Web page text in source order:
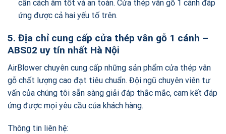
cần cách âm tốt và an toàn. Cửa thép vân gỗ 1 cánh đáp
ứng được cả hai yếu tố trên.
5. Địa chỉ cung cấp cửa thép vân gỗ 1 cánh –
ABS02 uy tín nhất Hà Nội
AirBlower chuyên cung cấp những sản phẩm cửa thép vân
gỗ chất lượng cao đạt tiêu chuẩn. Đội ngũ chuyên viên tư
vấn của chúng tôi sẵn sàng giải đáp thắc mắc, cam kết đáp
ứng được mọi yêu cầu của khách hàng.
Thông tin liên hệ: